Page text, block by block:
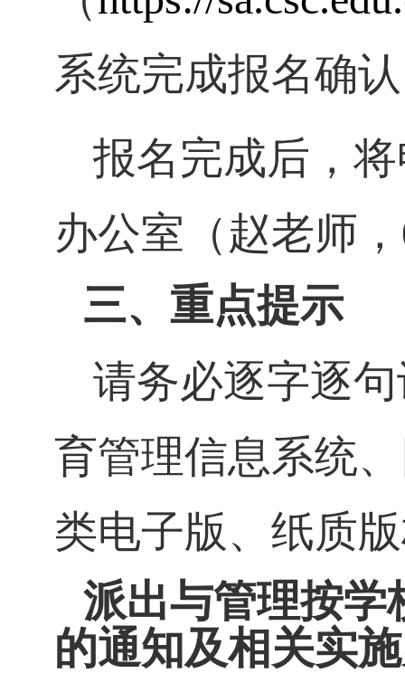
系统完成报名确
报名完成后，
办公室（赵老师，
三、 重点提示
请务必逐字逐
育管理信息系统、
类电子版、纸质
派出与管理按学
的通知及相关实